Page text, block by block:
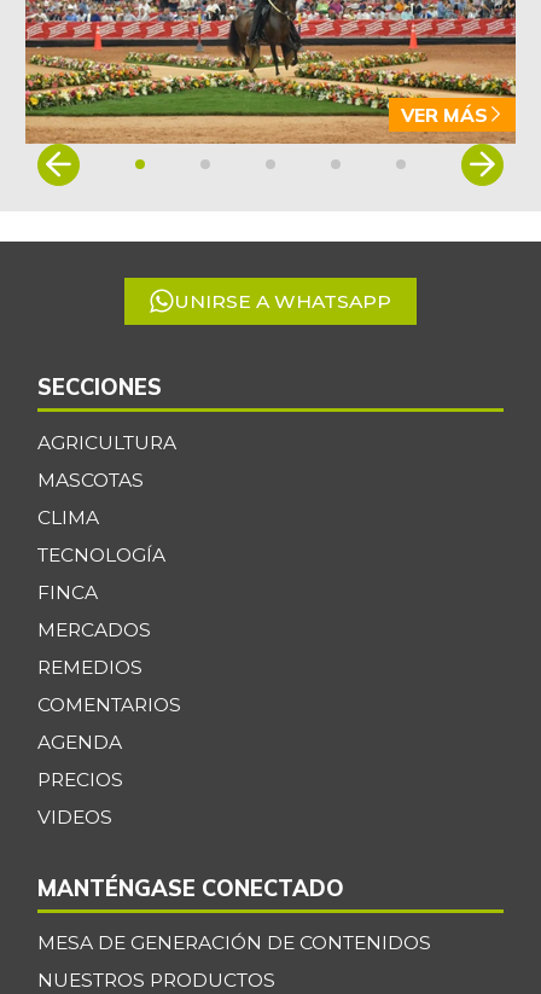
VER MÁS
Item
5
UNIRSE A WHATSAPP
SECCIONES
AGRICULTURA
MASCOTAS
CLIMA
TECNOLOGÍA
FINCA
MERCADOS
REMEDIOS
COMENTARIOS
AGENDA
PRECIOS
VIDEOS
MANTÉNGASE CONECTADO
MESA DE GENERACIÓN DE CONTENIDOS
NUESTROS PRODUCTOS